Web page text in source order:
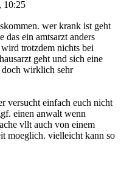
10:25
wer krank ist geht
das ein amtsarzt anders
trotzdem nichts bei
geht und sich eine
doch wirklich sehr
versucht einfach euch nicht
einen anwalt wenn
vllt auch von einem
moeglich. vielleicht kann so